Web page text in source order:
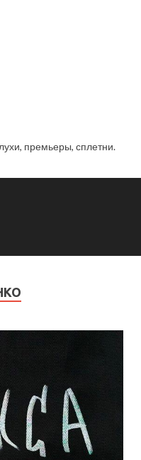
премьеры, сплетни.